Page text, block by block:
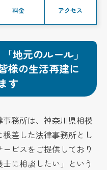
料金 アクセス
地元のルール」
様の生活再建に
す
事務所は、神奈川県相模
差した法律事務所とし
ビスをご提供しており
に相談したい」という